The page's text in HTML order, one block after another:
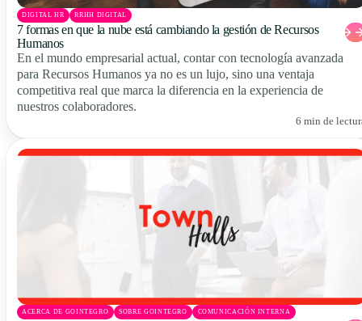
DIGITAL HR RRHH DIGITAL
7 formas en que la nube está cambiando la gestión de Recursos
Humanos
En el mundo empresarial actual, contar con tecnología avanzada
para Recursos Humanos ya no es un lujo, sino una ventaja
competitiva real que marca la diferencia en la experiencia de
nuestros colaboradores.
6 min de
ACERCA DE GOINTEGRO SOBRE GOINTEGRO COMUNICACIÓN INTERNA